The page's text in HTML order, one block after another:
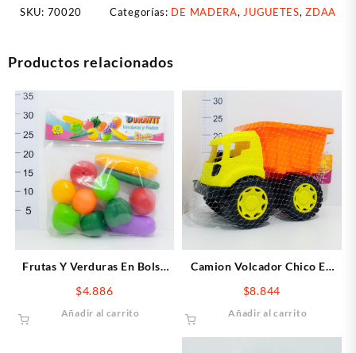
SKU: 70020 Categorías: DE MADERA, JUGUETES,ZDAA
Productos relacionados
Frutas Y Verduras En Bolsa
$4.886
Añadir al carrito
Camion Volcador Chico En
$8.844
Añadir al carrito